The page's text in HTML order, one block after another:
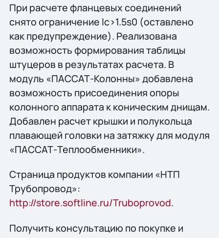
При расчете фланцевых соединений
снято ограничение lc>1.5s0 (оставлено
как предупреждение). Реализована
возможность формирования таблицы
штуцеров в результатах расчета. В
модуль «ПАССАТ-Колонны» добавлена
возможность присоединения опоры
колонного аппарата к коническим днищам.
Добавлен расчет крышки и полукольца
плавающей головки на затяжку для модуля
«ПАССАТ-Теплообменники».
Страница продуктов компании «НТП
Трубопровод»:
http://store.softline.ru/Truboprovod.
Получить консультацию по покупке и